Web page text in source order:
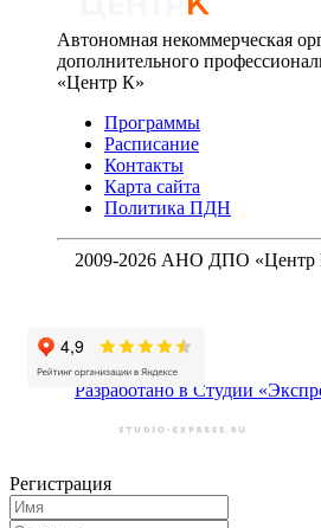
Автономная некоммерческая
дополнительного
«Центр К»
Программы
Расписание
Контакты
Карта сайта
Политика ПДН
2009-2026 АНО ДПО «Центр
Разработано в Студии
Регистрация